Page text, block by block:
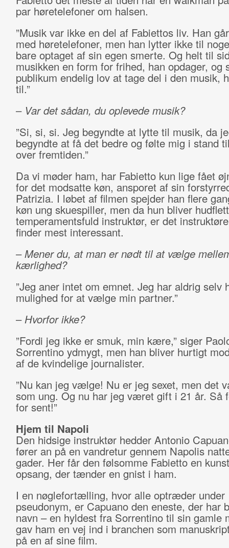
par høretelefoner om halsen.
”Musik var ikke en del af Fabiettos liv. Han
med høretelefoner, men han lytter ikke til
bare optaget af sin egen smerte. Og helt til
musikken en form for frihed, han opdager, og
publikum endelig lov at tage del i den musik,
til.”
– Var det sådan, du oplevede musik?
”Si, si, si. Jeg begyndte at lytte til musik, da
begyndte at få det bedre og følte mig i stand
over fremtiden.”
Da vi møder ham, har Fabietto kun lige fået
for det modsatte køn, ansporet af sin
Patrizia. I løbet af filmen spejder han flere
køn ung skuespiller, men da hun bliver
temperamentsfuld instruktør, er det
finder mest interessant.
–Mener du, at man er nødt til at vælge
kærlighed?
”Jeg aner intet om emnet. Jeg har aldrig selv
mulighed for at vælge min partner.”
–Hvorfor ikke?
”Fordi jeg ikke er smuk, min kære,” siger
Sorrentino ydmygt, men han bliver hurtigt
af de kvindelige journalister.
”Nu kan jeg vælge! Nu er jeg sexet, men det
som ung. Og nu har jeg været gift i 21 år. Så
for sent!”
Hjem til Napoli
Den hidsige instruktør hedder Antonio
fører an på en vandretur gennem Napolis
gader. Her får den følsomme Fabietto en
opsang, der tænder en gnist i ham.
I en nøglefortælling, hvor alle optræder under
pseudonym, er Capuano den eneste, der har
navn – en hyldest fra Sorrentino til sin gamle
gav ham en vej ind i branchen som
på en af sine film.